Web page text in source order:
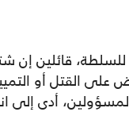
للسلطة، قائلين
على القتل أو
أدى